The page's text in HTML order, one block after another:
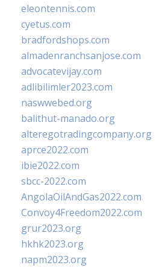
eleontennis.com
cyetus.com
bradfordshops.com
almadenranchsanjose.com
advocatevijay.com
adlibilimler2023.com
naswwebed.org
balithut-manado.org
alteregotradingcompany.org
aprce2022.com
ibie2022.com
sbcc-2022.com
AngolaOilAndGas2022.com
Convoy4Freedom2022.com
grur2023.org
hkhk2023.org
napm2023.org